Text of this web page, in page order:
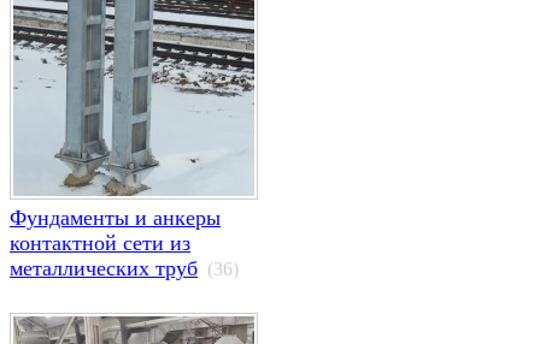
Фундаменты и анкеры
контактной сети из
металлических труб (36)